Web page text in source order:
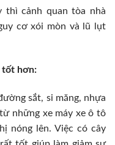
thì cảnh quan tòa nhà
cơ xói mòn và lũ lụt
tốt hơn:
sắt, si măng, nhựa
những xe máy xe ô tô
nóng lên. Việc có cây